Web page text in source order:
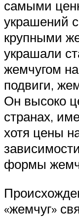
самыми
украшений
крупными
украшали
жемчугом
подвиги,
Он высоко
странах,
хотя цены
формы
«жемчуг»